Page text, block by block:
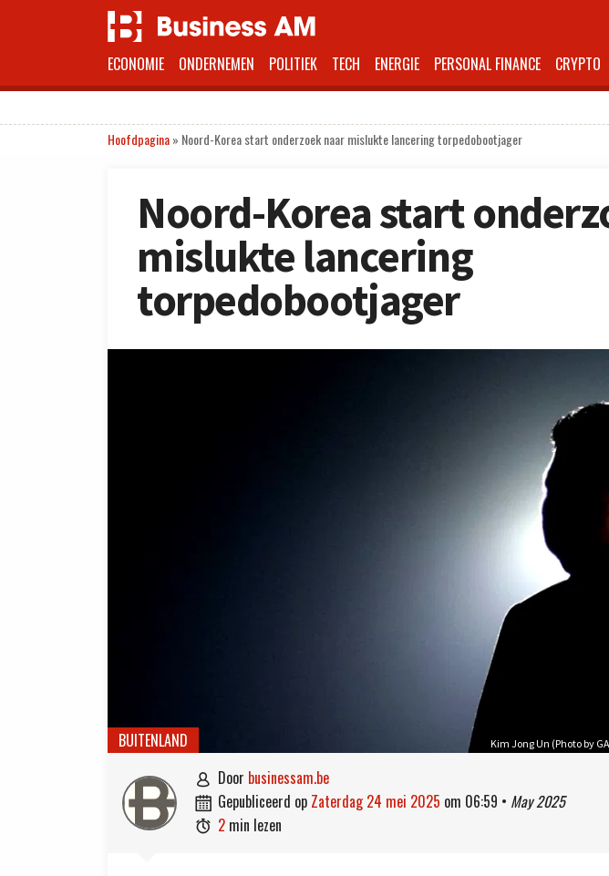
ECONOMIE ONDERNEMEN POLITIEK TECH ENERGIE PERSONAL FINANCE CRYPTO
Hoofdpagina» Noord-Korea start onderzoek naar mislukte lancering torpedobootjager
Noord-Korea start
mislukte lancering
torpedobootjager
Kim Jong Un (Photo by
BUITENLAND
 door businessam.be
 gepubliceerd op zaterdag 24 mei 2025 om 06:59 • May 2025
 2 min lezen